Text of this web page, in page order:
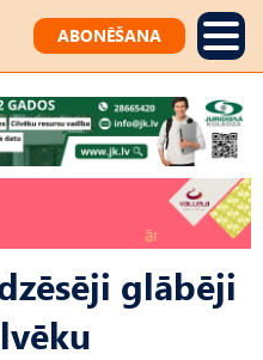
ABONĒŠANA
glābēji